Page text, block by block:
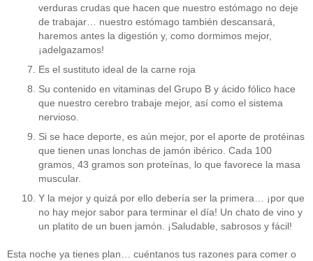
verduras crudas que hacen que nuestro estómago no deje
de trabajar… nuestro estómago también descansará,
haremos antes la digestión y, como dormimos mejor,
¡adelgazamos!
Es el sustituto ideal de la carne roja
Su contenido en vitaminas del Grupo B y ácido fólico hace
que nuestro cerebro trabaje mejor, así como el sistema
nervioso.
Si se hace deporte, es aún mejor, por el aporte de protéinas
que tienen unas lonchas de jamón ibérico. Cada 100
gramos, 43 gramos son proteínas, lo que favorece la masa
muscular.
Y la mejor y quizá por ello debería ser la primera… ¡por que
no hay mejor sabor para terminar el día! Un chato de vino y
un platito de un buen jamón. ¡Saludable, sabrosos y fácil!
Esta noche ya tienes plan… cuéntanos tus razones para comer o